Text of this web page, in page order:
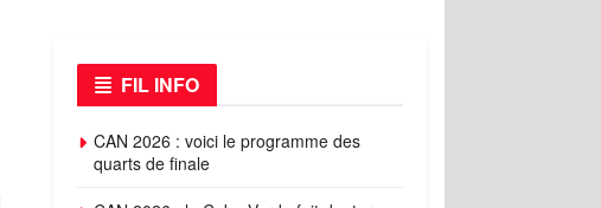
FIL INFO
CAN 2026 : voici le programme des
quarts de finale